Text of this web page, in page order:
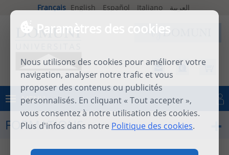
Paramètres des cookies
Nous utilisons des cookies pour améliorer votre
navigation, analyser notre trafic et vous
proposer des contenus ou publicités
personnalisés. En cliquant « Tout accepter »,
vous consentez à notre utilisation des cookies.
Plus d'infos dans notre Politique des cookies.
Français English Español Italiano العربية
MENU Se connecter
FORMATIONS